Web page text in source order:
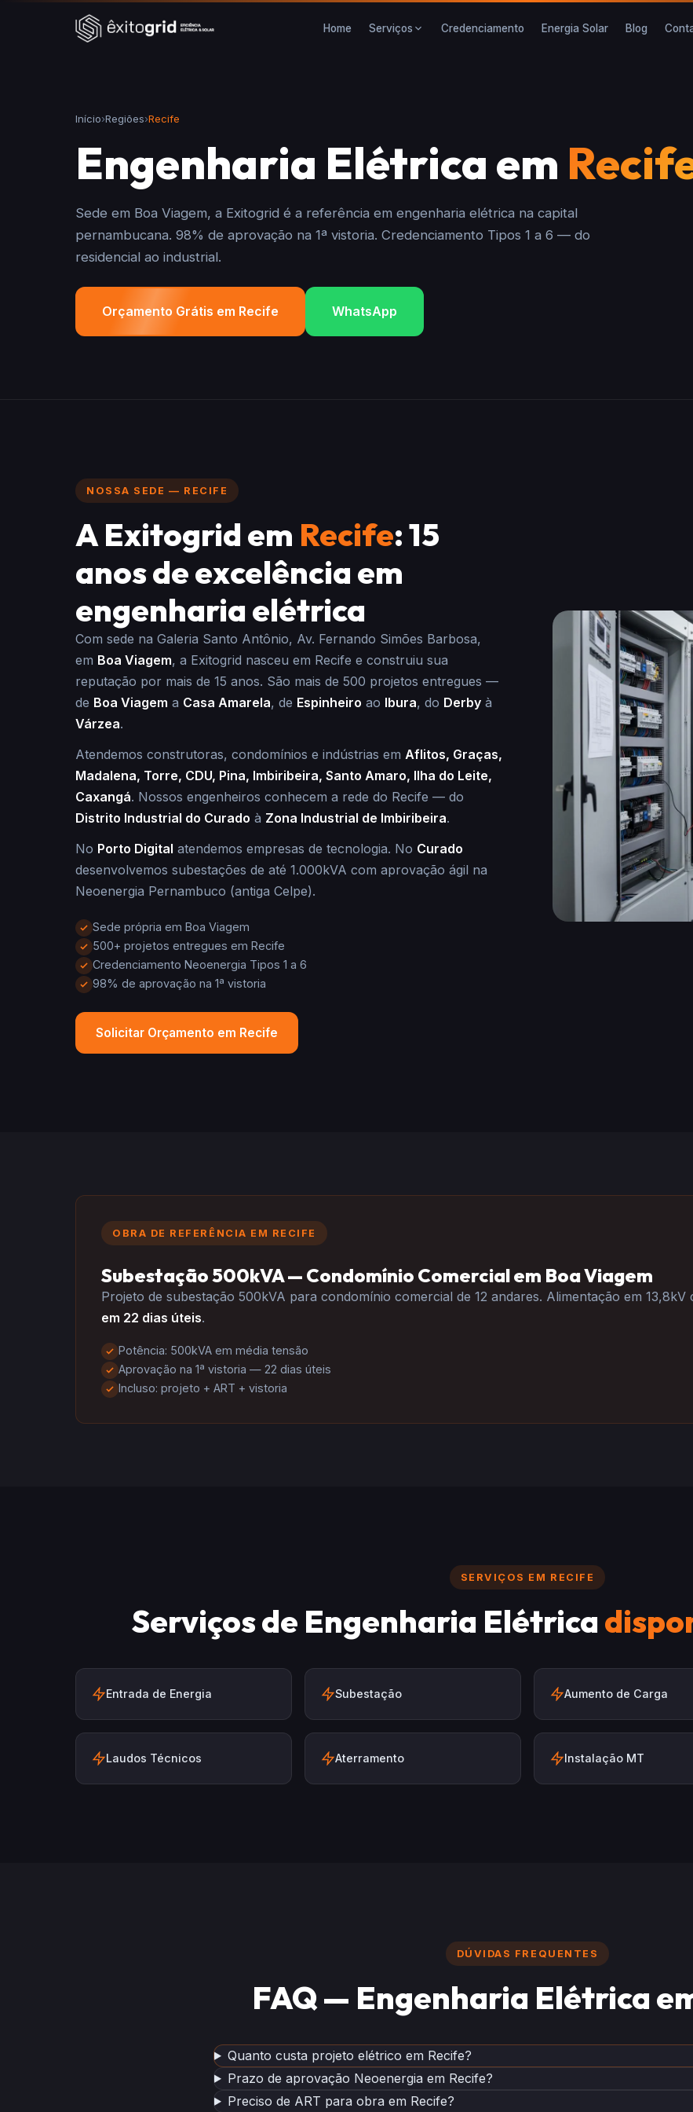
Home Serviços Credenciamento Energia Solar Blog
Início›Regiões›Recife
Engenharia Elétrica em
Sede em Boa Viagem, a Exitogrid é a referência em engenharia elétrica na capital
pernambucana. 98% de aprovação na 1ª vistoria. Credenciamento Tipos 1 a 6 — do
residencial ao industrial.
Orçamento Grátis em Recife WhatsApp
NOSSA SEDE — RECIFE
A Exitogrid em Recife: 15
anos de excelência em
engenharia elétrica
Com sede na Galeria Santo Antônio, Av. Fernando Simões Barbosa,
em Boa Viagem, a Exitogrid nasceu em Recife e construiu sua
reputação por mais de 15 anos. São mais de 500 projetos entregues —
de Boa Viagem a Casa Amarela, de Espinheiro ao Ibura, do Derby à
Várzea.
Atendemos construtoras, condomínios e indústrias em Aflitos, Graças,
Madalena, Torre, CDU, Pina, Imbiribeira, Santo Amaro, Ilha do Leite,
Caxangá. Nossos engenheiros conhecem a rede do Recife — do
Distrito Industrial do Curado à Zona Industrial de Imbiribeira.
No Porto Digital atendemos empresas de tecnologia. No Curado
desenvolvemos subestações de até 1.000kVA com aprovação ágil na
Neoenergia Pernambuco (antiga Celpe).
Sede própria em Boa Viagem
500+ projetos entregues em Recife
Credenciamento Neoenergia Tipos 1 a 6
98% de aprovação na 1ª vistoria
Solicitar Orçamento em Recife
OBRA DE REFERÊNCIA EM RECIFE
Subestação 500kVA — Condomínio Comercial em Boa Viagem
Projeto de subestação 500kVA para condomínio comercial de 12 andares. Alimentação em 13,8kV
em 22 dias úteis.
Potência: 500kVA em média tensão
Aprovação na 1ª vistoria — 22 dias úteis
Incluso: projeto + ART + vistoria
SERVIÇOS EM RECIFE
Serviços de Engenharia Elétrica
Entrada de Energia Subestação Aumento de Carga
Laudos Técnicos Aterramento Instalação MT
DÚVIDAS FREQUENTES
FAQ — Engenharia Elétrica
Quanto custa projeto elétrico em Recife?
Prazo de aprovação Neoenergia em Recife?
Preciso de ART para obra em Recife?